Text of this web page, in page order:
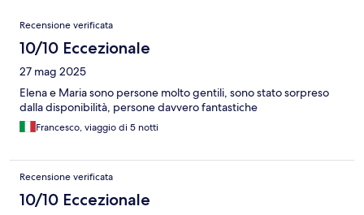
Recensioni
Recensione verificata
10/10 Eccezionale
27 mag 2025
Elena e Maria sono persone molto gentili, sono stato sorpreso
dalla disponibilità, persone davvero fantastiche
Francesco, viaggio di 5 notti
Recensione verificata
10/10 Eccezionale